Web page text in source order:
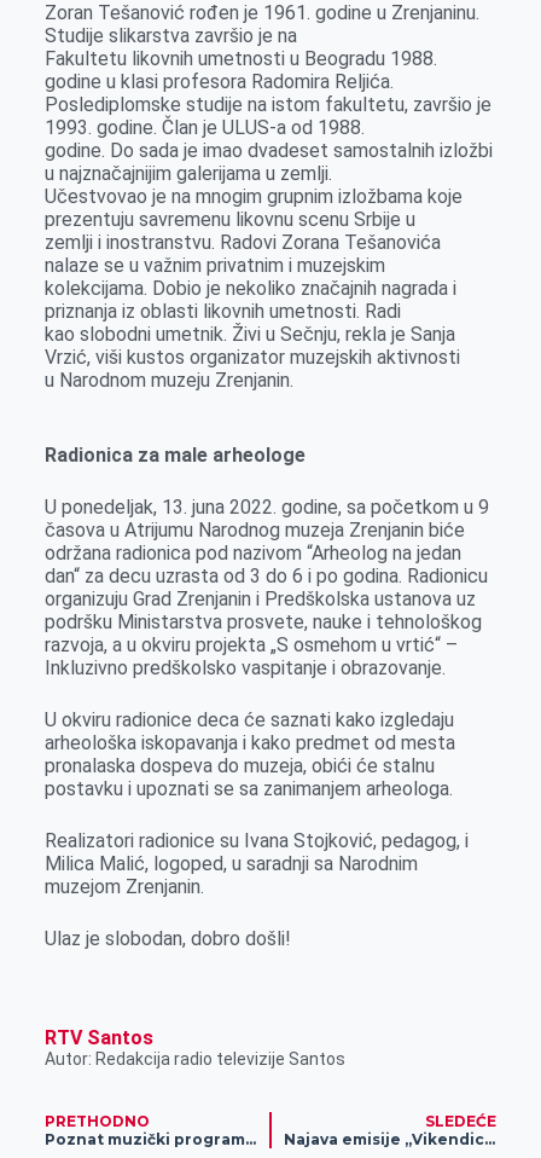
Zoran Tešanović rođen je 1961. godine u Zrenjaninu.
Studije slikarstva završio je na
Fakultetu likovnih umetnosti u Beogradu 1988.
godine u klasi profesora Radomira Reljića.
Poslediplomske studije na istom fakultetu, završio je
1993. godine. Član je ULUS-a od 1988.
godine. Do sada je imao dvadeset samostalnih izložbi
u najznačajnijim galerijama u zemlji.
Učestvovao je na mnogim grupnim izložbama koje
prezentuju savremenu likovnu scenu Srbije u
zemlji i inostranstvu. Radovi Zorana Tešanovića
nalaze se u važnim privatnim i muzejskim
kolekcijama. Dobio je nekoliko značajnih nagrada i
priznanja iz oblasti likovnih umetnosti. Radi
kao slobodni umetnik. Živi u Sečnju, rekla je Sanja
Vrzić, viši kustos organizator muzejskih aktivnosti
u Narodnom muzeju Zrenjanin.
Radionica za male arheologe
U ponedeljak, 13. juna 2022. godine, sa početkom u 9
časova u Atrijumu Narodnog muzeja Zrenjanin biće
održana radionica pod nazivom “Arheolog na jedan
dan“ za decu uzrasta od 3 do 6 i po godina. Radionicu
organizuju Grad Zrenjanin i Predškolska ustanova uz
podršku Ministarstva prosvete, nauke i tehnološkog
razvoja, a u okviru projekta „S osmehom u vrtić“ –
Inkluzivno predškolsko vaspitanje i obrazovanje.
U okviru radionice deca će saznati kako izgledaju
arheološka iskopavanja i kako predmet od mesta
pronalaska dospeva do muzeja, obići će stalnu
postavku i upoznati se sa zanimanjem arheologa.
Realizatori radionice su Ivana Stojković, pedagog, i
Milica Malić, logoped, u saradnji sa Narodnim
muzejom Zrenjanin.
Ulaz je slobodan, dobro došli!
RTV Santos
Autor: Redakcija radio televizije Santos
PRETHODNO
Poznat muzički program za Dane Piva
SLEDEĆE
Najava emisije „Vikendica“